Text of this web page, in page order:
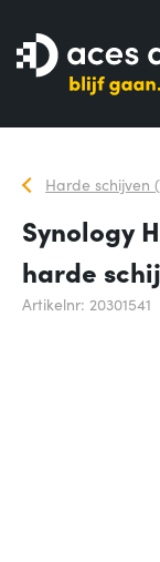
Harde schijven
Synology
harde
Artikelnr: 20301541